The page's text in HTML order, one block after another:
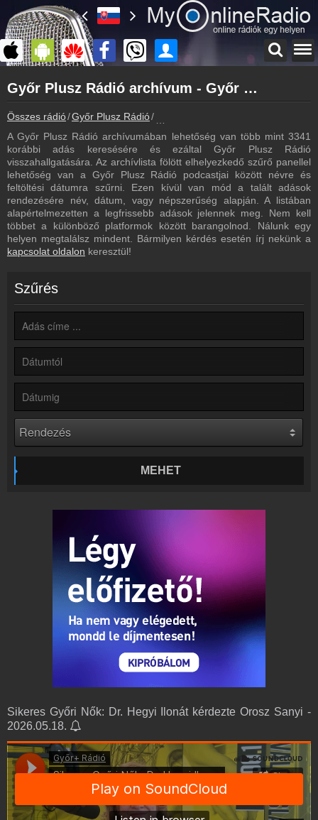
myonlineradio.hu
Győr Plusz Rádió
Vissza a Győr Plusz Rádió oldalára
Bejelentkezés
Hozz létre saját fiókot!
Most szól
Tudd meg mi szólt eddig
Hírek
Győr Plusz Rádió kapcsolatos hírek
Kapcsolat
Partnerek
Rádiós partnerek
Rádió beágyazás
Ágyazd be weboldaladba
Készítés lépésről lépésre
Győr Plusz Rádió archívum - Győr Plusz Rádió podcasts - Győr Plusz Rádió visszahallgatás
Összes rádió Győr Plusz Rádió
A Győr Plusz Rádió archívumában lehetőség van több mint 3341
korábbi adás keresésére és ezáltal Győr Plusz Rádió
visszahallgatására. Az archívlista fölött elhelyezkedő szűrő panellel
lehetőség van a Győr Plusz Rádió podcastjai között névre és
feltöltési dátumra szűrni. Ezen kívül van mód a talált adások
rendezésére név, dátum, vagy népszerűség alapján. A listában
alapértelmezetten a legfrissebb adások jelennek meg. Nem kell
többet a különböző platformok között barangolnod. Nálunk egy
helyen megtalálsz mindent. Bármilyen kérdés esetén írj nekünk a
kapcsolat oldalon keresztül!
Szűrés
MEHET
Sikeres Győri Nők: Dr. Hegyi Ilonát kérdezte Orosz Sanyi -
2026.05.18.